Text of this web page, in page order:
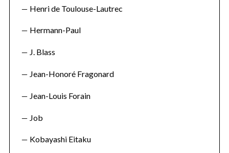
Henri de Toulouse-Lautrec
Hermann-Paul
J. Blass
Jean-Honoré Fragonard
Jean-Louis Forain
Job
Kobayashi Eitaku